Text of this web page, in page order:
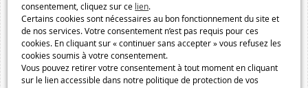
consentement, cliquez sur ce lien.
Certains cookies sont nécessaires au bon fonctionnement du site et
de nos services. Votre consentement n’est pas requis pour ces
cookies. En cliquant sur « continuer sans accepter » vous refusez les
cookies soumis à votre consentement.
Vous pouvez retirer votre consentement à tout moment en cliquant
sur le lien accessible dans notre politique de protection de vos